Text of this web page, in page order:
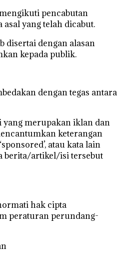
pencabutan
yang telah dicabut.
disertai dengan alasan
kepada publik.
dengan tegas antara
merupakan iklan dan
keterangan
‘sponsored’, atau kata lain
berita/artikel/isi tersebut
hak cipta
peraturan perundang-